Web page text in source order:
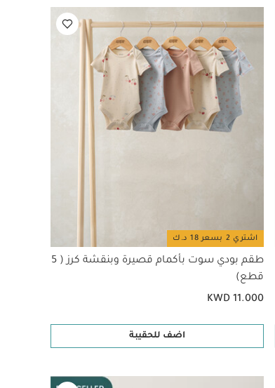
اشتري 2 بسعر 18 د.ك
طقم بودي سوت بأكمام قصيرة وبنقشة كرز ( 5
قطع)
KWD 11.000
اضف للحقيبة